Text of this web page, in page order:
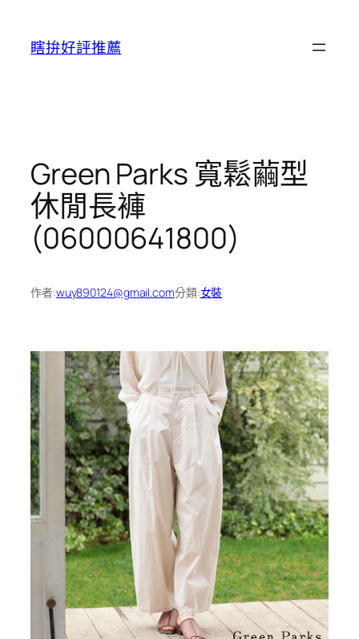
瞎拚好評推薦
Green Parks 寬鬆繭型
休閒長褲
(06000641800)
作者:wuy890124@gmail.com分類:女裝